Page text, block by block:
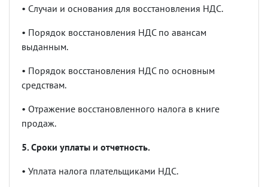
• Случаи и основания для восстановления НДС.
• Порядок восстановления НДС по авансам
выданным.
• Порядок восстановления НДС по основным
средствам.
• Отражение восстановленного налога в книге
продаж.
5. Сроки уплаты и отчетность.
• Уплата налога плательщиками НДС.